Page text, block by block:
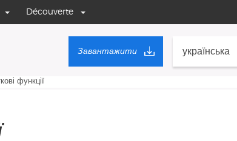
Découverte
українська
Завантажити
функції